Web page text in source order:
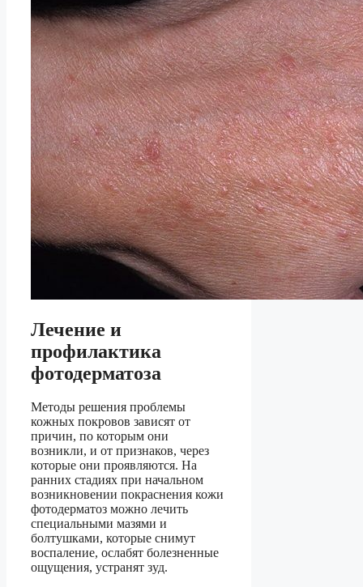
Лечение и
профилактика
фотодерматоза
Методы решения проблемы
кожных покровов зависят от
причин, по которым они
возникли, и от признаков, через
которые они проявляются. На
ранних стадиях при начальном
возникновении покраснения кожи
фотодерматоз можно лечить
специальными мазями и
болтушками, которые снимут
воспаление, ослабят болезненные
ощущения, устранят зуд.